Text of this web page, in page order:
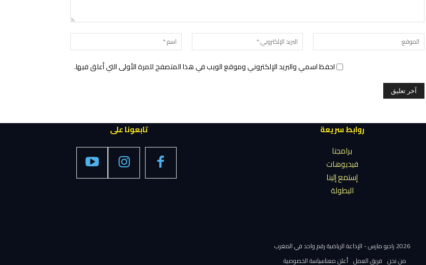
التعليق:
اسم:*
البريد
الإلكتروني:*
الموقع:
احفظ اسمي والبريد الإلكتروني وموقع الويب في هذا المتصفح للمرة الأولى التي أعلق فيها.
تابعونا على
روابط سريعة
برامجنا
فيديوهات
إستمع إلينا
البطولة
2026 راديو مارس - الإذاعة الرياضية رقم واحد في المغرب
من نحن فريق العمل أعلن معناسياسة الخصوصية